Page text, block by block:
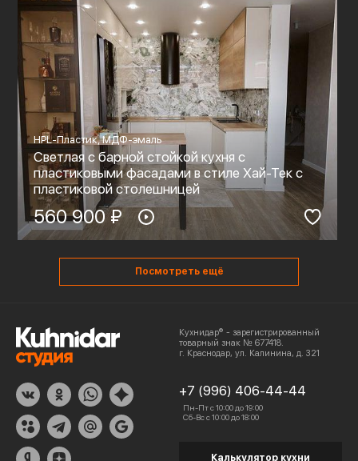
HPL-Пластик, МДФ-эмаль
Светлая с барной стойкой кухня с
пластиковыми фасадами в стиле Хай-Тек с
пластиковой столешницей
560 900 ₽
Посмотреть ещё
Кухнидар® - зарегистрированный
товарный знак № 677418.
г. Краснодар, ул. Калинина, д. 321
+7 (996) 406-44-44
Пн-Пт с 10:00 до 19:00
Сб-Вс с 10:00 до 18:00
Калькулятор кухни